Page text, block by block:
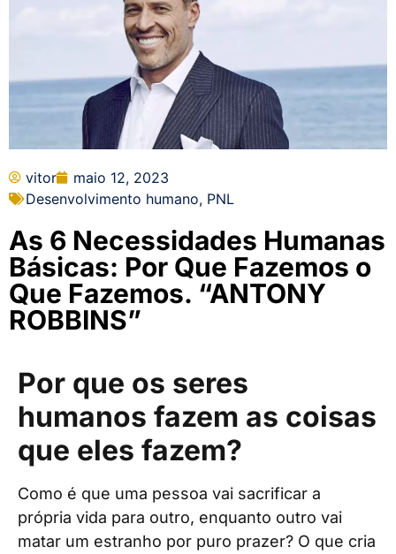
vitor
maio 12, 2023
Desenvolvimento humano, PNL
As 6 Necessidades Humanas
Básicas: Por Que Fazemos o
Que Fazemos. “ANTONY
ROBBINS”
Por que os seres
humanos fazem as coisas
que eles fazem?
Como é que uma pessoa vai sacrificar a
própria vida para outro, enquanto outro vai
matar um estranho por puro prazer? O que cria